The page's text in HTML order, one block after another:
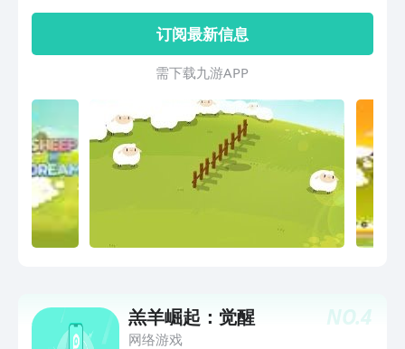
适合在闲暇的时候玩玩，确实不错。喜欢
的玩家快来下载体验一下！ 【基本信
息】 作者：LoadComplete 更新时间：
2015-07-21 版本：1.03 系统：Android
4.0.3以上 语言：英文
订阅最新信息
需 下 载 九 游 A P P
NO.4
羔羊崛起：觉醒
网络游戏